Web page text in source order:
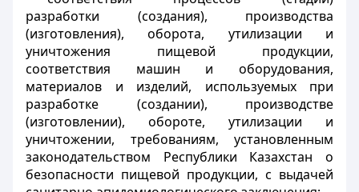
разработки (создания), производства
(изготовления), оборота, утилизации и
уничтожения пищевой продукции,
соответствия машин и оборудования,
материалов и изделий, используемых при
разработке (создании), производстве
(изготовлении), обороте, утилизации и
уничтожении, требованиям, установленным
законодательством Республики Казахстан о
безопасности пищевой продукции, с выдачей